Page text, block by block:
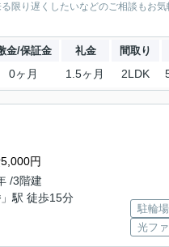
限り遅くしたいなどのご相談もお
金/保証金 礼金 間取り
0ヶ月 1.5ヶ月 2LDK
円
/3階建
」駅 徒歩15分
駐輪場
光フ